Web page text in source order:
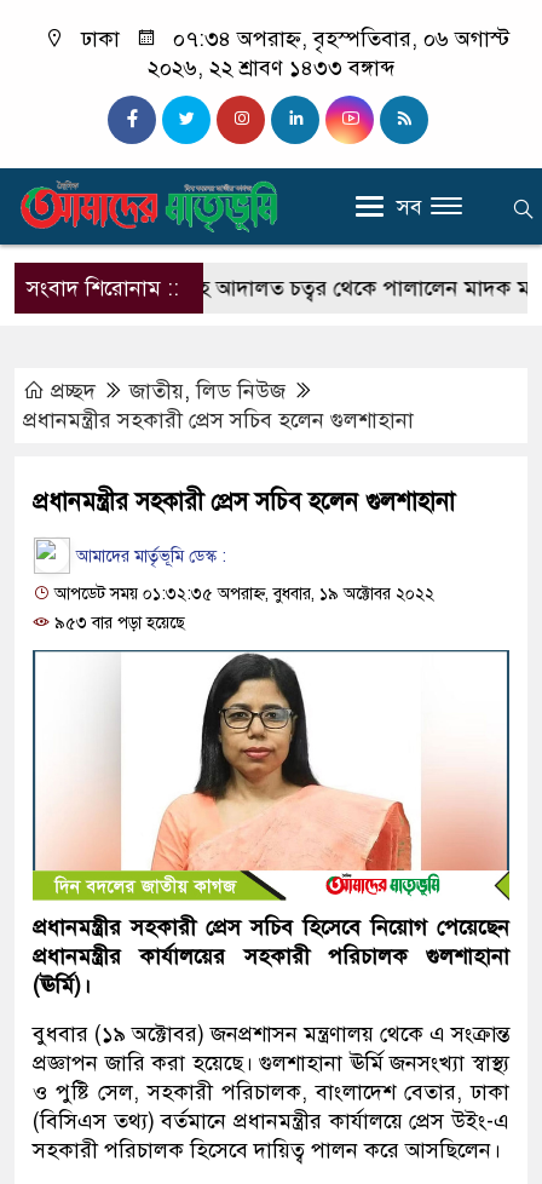
ঢাকা
০৭:৩৪ অপরাহ্ন, বৃহস্পতিবার, ০৬ অগাস্ট
২০২৬, ২২ শ্রাবণ ১৪৩৩ বঙ্গাব্দ
সব
সংবাদ শিরোনাম ::
হাতকড়াসহ আদালত চত্বর থেকে পালালেন মাদক মামলার
প্রচ্ছদ জাতীয়,লিড নিউজ
প্রধানমন্ত্রীর সহকারী প্রেস সচিব হলেন গুলশাহানা
প্রধানমন্ত্রীর সহকারী প্রেস সচিব হলেন গুলশাহানা
আমাদের মার্তৃভূমি ডেস্ক :
আপডেট সময় ০১:৩২:৩৫ অপরাহ্ন, বুধবার, ১৯ অক্টোবর ২০২২
৯৫৩ বার পড়া হয়েছে
প্রধানমন্ত্রীর সহকারী প্রেস সচিব হিসেবে নিয়োগ পেয়েছেন
প্রধানমন্ত্রীর কার্যালয়ের সহকারী পরিচালক গুলশাহানা
(ঊর্মি)।
বুধবার (১৯ অক্টোবর) জনপ্রশাসন মন্ত্রণালয় থেকে এ সংক্রান্ত
প্রজ্ঞাপন জারি করা হয়েছে। গুলশাহানা ঊর্মি জনসংখ্যা স্বাস্থ্য
ও পুষ্টি সেল, সহকারী পরিচালক, বাংলাদেশ বেতার, ঢাকা
(বিসিএস তথ্য) বর্তমানে প্রধানমন্ত্রীর কার্যালয়ে প্রেস উইং-এ
সহকারী পরিচালক হিসেবে দায়িত্ব পালন করে আসছিলেন।